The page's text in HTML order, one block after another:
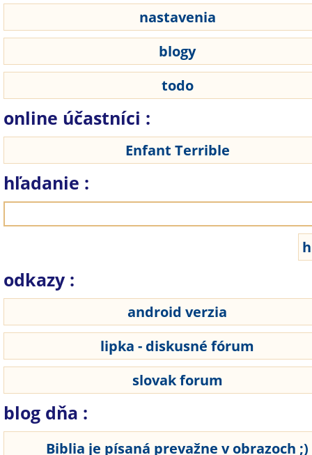
nastavenia
blogy
todo
online účastníci :
Enfant Terrible
hľadanie :
odkazy :
android verzia
lipka - diskusné fórum
slovak forum
blog dňa :
Biblia je písaná prevažne v obrazoch ;)